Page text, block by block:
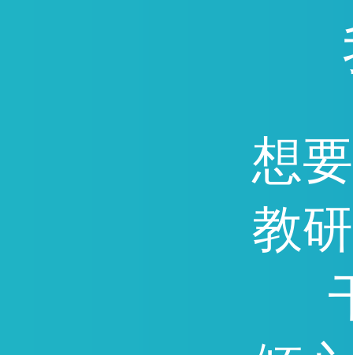
想
教